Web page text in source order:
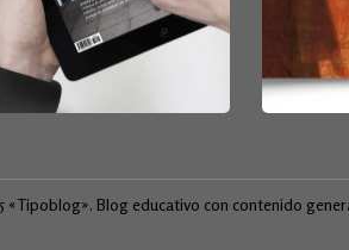
«Tipoblog». Blog educativo con contenido